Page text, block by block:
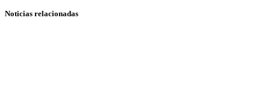
Noticias relacionadas